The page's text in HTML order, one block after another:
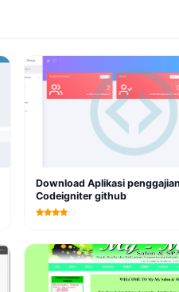
Download Aplikasi penggajian
Codeigniter github